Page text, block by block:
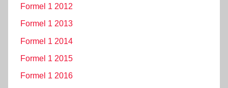
Formel 1 2012
Formel 1 2013
Formel 1 2014
Formel 1 2015
Formel 1 2016